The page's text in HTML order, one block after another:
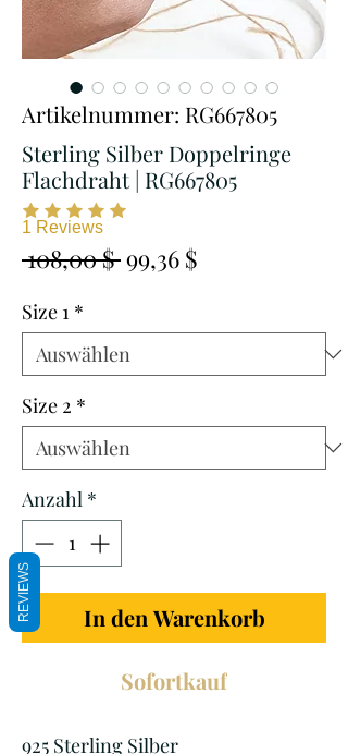
Artikelnummer: RG667805
Sterling Silber Doppelringe
Flachdraht | RG667805
1 Reviews
108,00 $ Standardpreis
99,36 $
Size 1 *
Size 2 *
Anzahl *
In den Warenkorb
Sofortkauf
925 Sterling Silber
REVIEWS